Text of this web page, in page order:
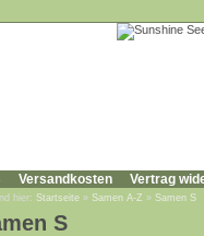
Versandkosten Vertrag
hier: Startseite » Samen A-Z » Samen S
S